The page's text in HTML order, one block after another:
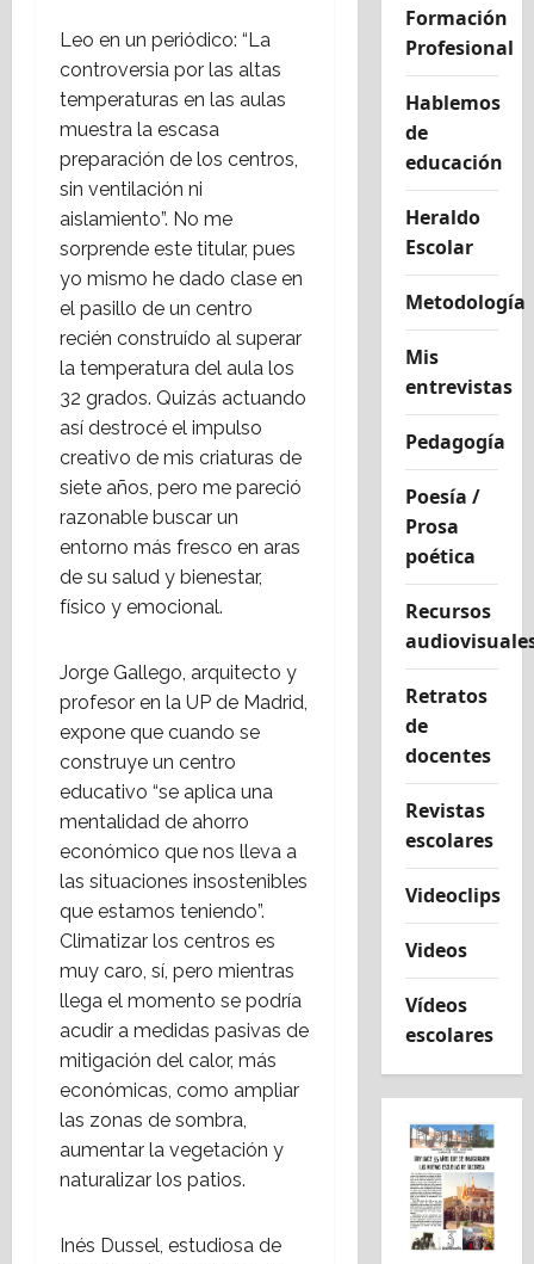
Leo en un periódico: “La
controversia por las altas
temperaturas en las aulas
muestra la escasa
preparación de los centros,
sin ventilación ni
aislamiento”. No me
sorprende este titular, pues
yo mismo he dado clase en
el pasillo de un centro
recién construído al superar
la temperatura del aula los
32 grados. Quizás actuando
así destrocé el impulso
creativo de mis criaturas de
siete años, pero me pareció
razonable buscar un
entorno más fresco en aras
de su salud y bienestar,
físico y emocional.
Jorge Gallego, arquitecto y
profesor en la UP de Madrid,
expone que cuando se
construye un centro
educativo “se aplica una
mentalidad de ahorro
económico que nos lleva a
las situaciones insostenibles
que estamos teniendo”.
Climatizar los centros es
muy caro, sí, pero mientras
llega el momento se podría
acudir a medidas pasivas de
mitigación del calor, más
económicas, como ampliar
las zonas de sombra,
aumentar la vegetación y
naturalizar los patios.
Inés Dussel, estudiosa de
Formación
Profesional
Hablemos
de
educación
Heraldo
Escolar
Metodología
Mis
entrevistas
Pedagogía
Poesía /
Prosa
poética
Recursos
Retratos
de
docentes
Revistas
escolares
Videoclips
Videos
Vídeos
escolares